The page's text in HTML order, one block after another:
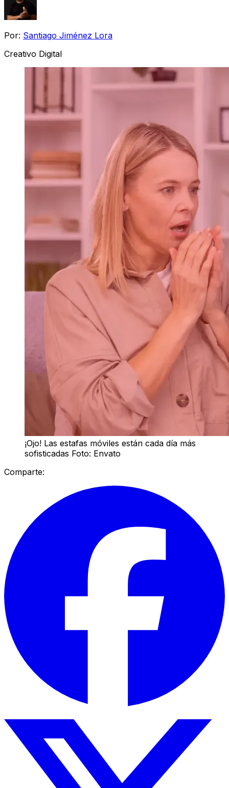
Por: Santiago Jiménez Lora
Creativo Digital
¡Ojo! Las estafas móviles están cada día más
sofisticadas Foto: Envato
Comparte: